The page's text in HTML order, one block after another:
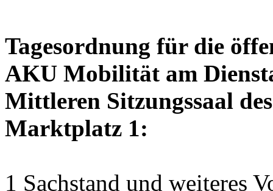
Tagesordnung für die
AKU Mobilität am
Mittleren Sitzungssaal
Marktplatz 1:
1 Sachstand und weiteres